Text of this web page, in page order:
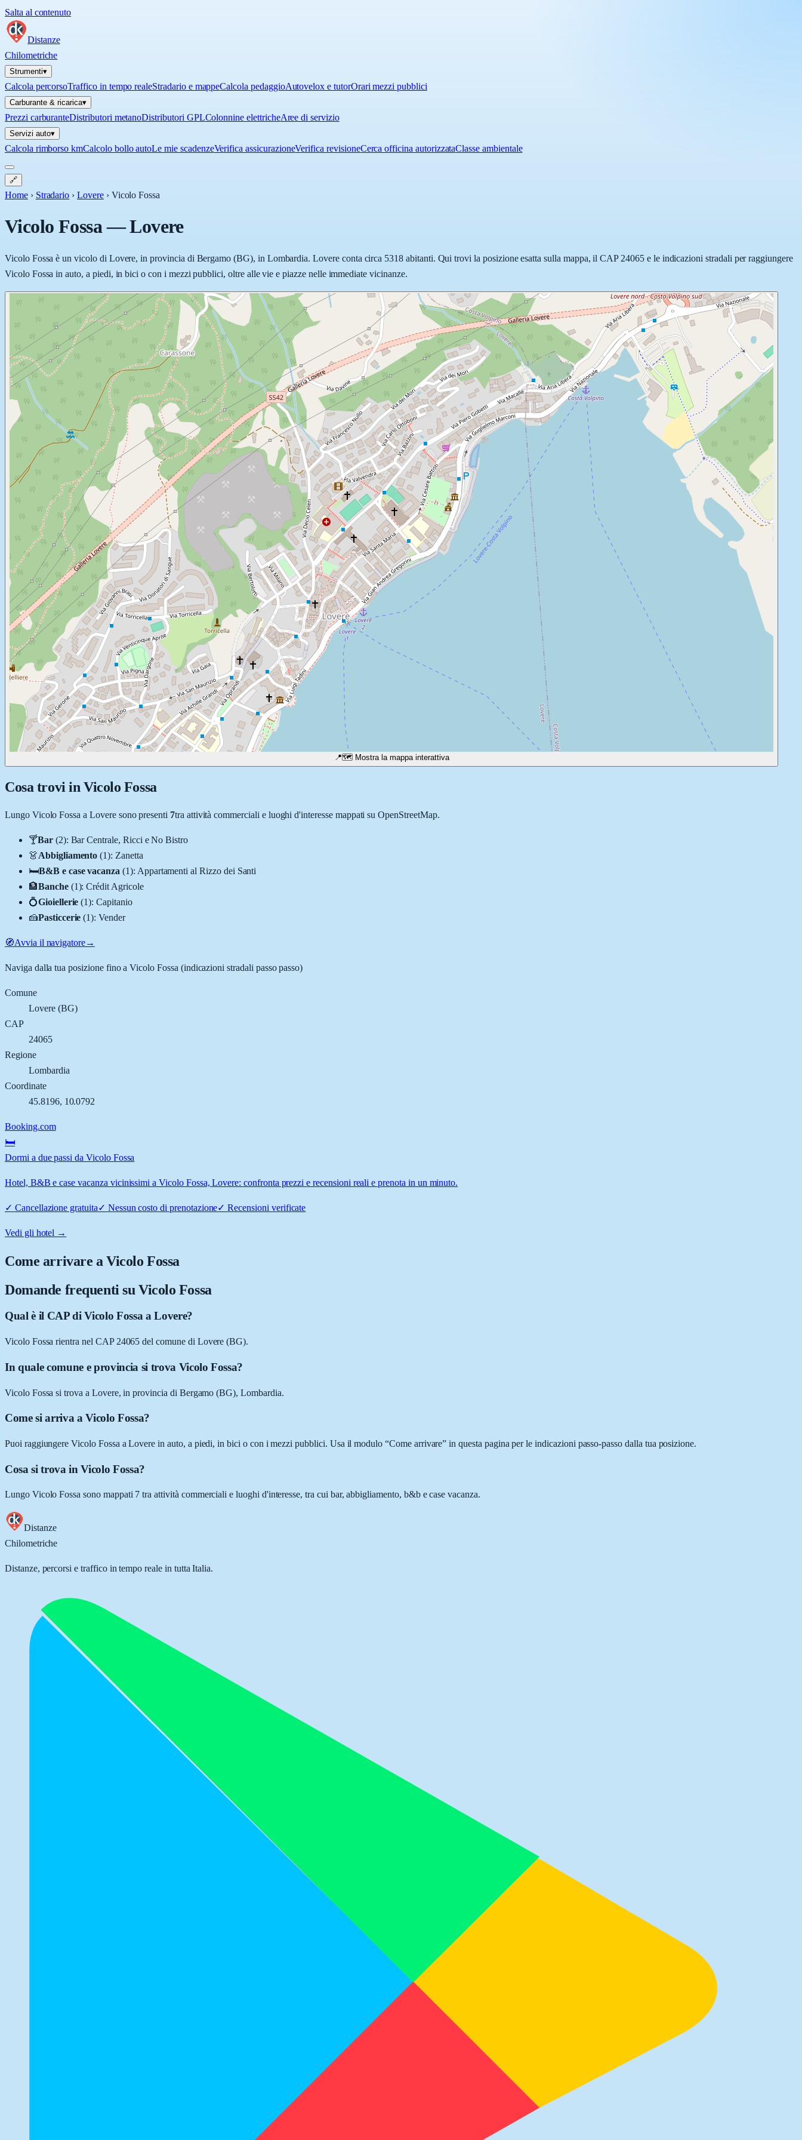
Salta al contenuto
Distanze
Chilometriche
Strumenti▾
Calcola percorsoTraffico in tempo realeStradario e mappeCalcola pedaggioAutovelox e tutorOrari mezzi pubblici
Carburante & ricarica▾
Prezzi carburanteDistributori metanoDistributori GPLColonnine elettricheAree di servizio
Servizi auto▾
Calcola rimborso kmCalcolo bollo autoLe mie scadenzeVerifica assicurazioneVerifica revisioneCerca officina autorizzataClasse ambientale
🔗
Home › Stradario › Lovere › Vicolo Fossa
Vicolo Fossa—Lovere
Vicolo Fossa è un vicolo di Lovere, in provincia di Bergamo (BG), in Lombardia. Lovere conta circa 5318 abitanti. Qui trovi la posizione esatta sulla mappa, il CAP 24065 e le indicazioni stradali per raggiungere
Vicolo Fossa in auto, a piedi, in bici o con i mezzi pubblici, oltre alle vie e piazze nelle immediate vicinanze.
📍🗺️ Mostra la mappa interattiva
Cosa trovi in Vicolo Fossa
Lungo Vicolo Fossa aLoveresono presenti 7tra attività commerciali e luoghi d'interesse mappati su OpenStreetMap.
🍸Bar (2): Bar Centrale, Ricci e No Bistro
👗Abbigliamento (1): Zanetta
🛏️B&B e case vacanza (1): Appartamenti al Rizzo dei Santi
🏦Banche (1):Crédit Agricole
💍Gioiellerie (1):Capitanio
🍰Pasticcerie (1):Vender
🧭Avvia il navigatore→
Naviga dalla tua posizione fino aVicolo Fossa (indicazioni stradali passo passo)
Comune
Lovere(BG)
CAP
24065
Regione
Lombardia
Coordinate
45.8196, 10.0792
Booking.com
🛏️
Dormi a due passi da Vicolo Fossa
Hotel, B&B e case vacanza vicinissimi a Vicolo Fossa, Lovere: confronta prezzi e recensioni reali e prenota in un minuto.
✓ Cancellazione gratuita✓ Nessun costo di prenotazione✓Recensioni verificate
Vedi gli hotel →
Come arrivare aVicolo Fossa
Domande frequenti su Vicolo Fossa
Qual è il CAP di Vicolo Fossa a Lovere?
Vicolo Fossa rientra nel CAP 24065 del comune di Lovere (BG).
In quale comune e provincia si trova Vicolo Fossa?
Vicolo Fossa si trova a Lovere, in provincia di Bergamo (BG), Lombardia.
Come si arriva a Vicolo Fossa?
Puoi raggiungere Vicolo Fossa a Lovere in auto, a piedi, in bici o con i mezzi pubblici. Usa il modulo “Come arrivare” in questa pagina per le indicazioni passo-passo dalla tua posizione.
Cosa si trova in Vicolo Fossa?
Lungo Vicolo Fossa sono mappati 7 tra attività commerciali e luoghi d'interesse, tra cui bar, abbigliamento, b&b e case vacanza.
Distanze
Chilometriche
Distanze, percorsi e traffico in tempo reale in tutta Italia.